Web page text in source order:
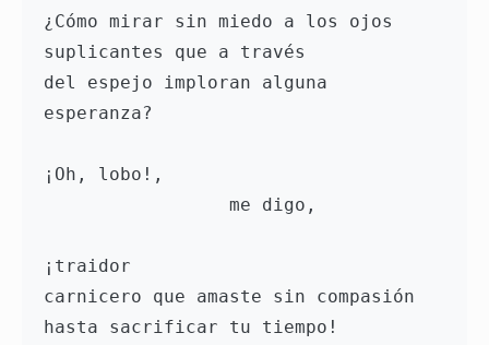
¿Cómo mirar sin miedo a los ojos
suplicantes que a través
del espejo imploran alguna
esperanza?
¡Oh, lobo!,
                 me digo,
¡traidor
carnicero que amaste sin compasión
hasta sacrificar tu tiempo!